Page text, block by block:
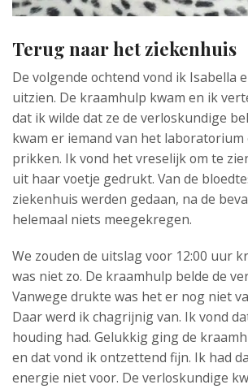
Terug naar het ziekenhuis
De volgende ochtend vond ik Isabella
uitzien. De kraamhulp kwam en ik
dat ik wilde dat ze de verloskundige
kwam er iemand van het laboratorium
prikken. Ik vond het vreselijk om te
uit haar voetje gedrukt. Van de
ziekenhuis werden gedaan, na de
helemaal niets meegekregen.
We zouden de uitslag voor 12:00 uur
was niet zo. De kraamhulp belde de
Vanwege drukte was het er nog niet
Daar werd ik chagrijnig van. Ik vond
houding had. Gelukkig ging de
en dat vond ik ontzettend fijn. Ik had
energie niet voor. De verloskundige